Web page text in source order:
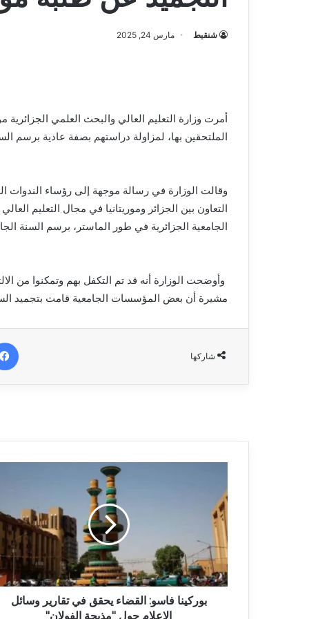
شنقيط مارس 24, 2025
أمرت وزارة التعليم العالي والبحث العلمي
الملتحقين بها، لمزاولة دراستهم بصفة عادية برسم السنة 2025 – 2024
وقالت الوزارة في رسالة موجهة إلى رؤساء الندوات
التعاون بين الجزائر وموريتانيا في مجال التعليم
الجامعية الجزائرية في طور الماستر، برسم السنة الجامعية 2025/2024، والذين التحقوا متأخرين
وأوضحت الوزارة أنه قد تم التكفل بهم وتمكنوا من
مشيرة أن بعض المؤسسات الجامعية قامت بتجميد
شاركها
بوركينا فاسو: القضاء يحقق في تقارير وسائل
الإعلام حول "مذبحة الفولان"